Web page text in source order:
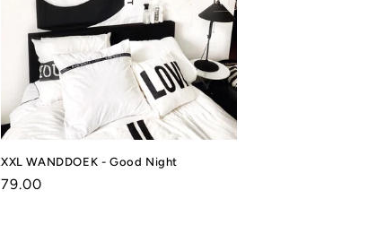
XXL WANDDOEK - Good Night
Normale
79.00